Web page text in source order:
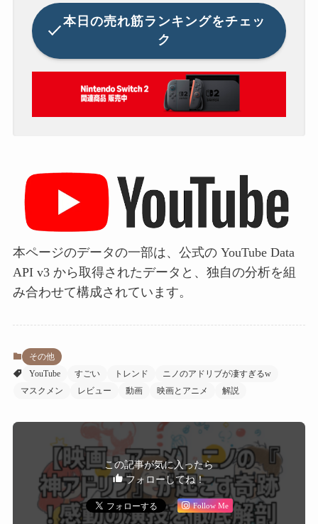
本日の売れ筋ランキングをチェッ
ク
本ページのデータの一部は、公式の YouTube Data
API v3 から取得されたデータと、独自の分析を組
み合わせて構成されています。
その他
YouTube
すごい トレンド
ニノのアドリブが凄すぎるw
マスクメン
レビュー 動画 映画とアニメ 解説
この記事が気に入ったら
フォローしてね！
Follow Me